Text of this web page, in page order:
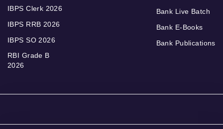
IBPS Clerk 2026
IBPS RRB 2026
IBPS SO 2026
RBI Grade B
2026
Bank Live Batch
Bank E-Books
Bank Publications